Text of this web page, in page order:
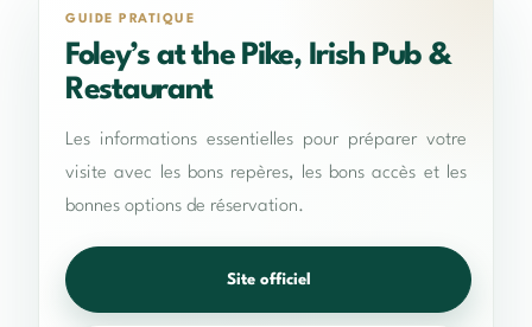
GUIDE PRATIQUE
Foley’s at the Pike, Irish Pub &
Restaurant
Les informations essentielles pour préparer votre
visite avec les bons repères, les bons accès et les
bonnes options de réservation.
Site officiel